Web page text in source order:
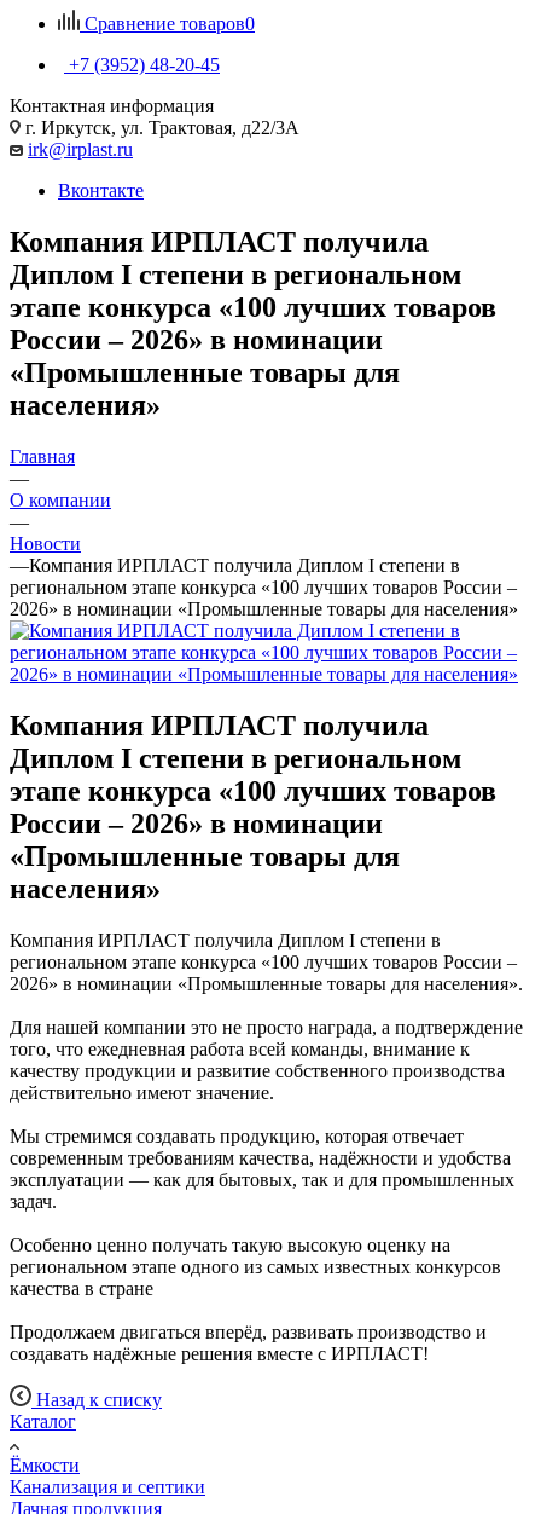
Сравнение товаров0
+7 (3952) 48-20-45
Контактная информация
г. Иркутск, ул. Трактовая, д22/3А
irk@irplast.ru
Вконтакте
Компания ИРПЛАСТ получила
Диплом I степени в региональном
этапе конкурса «100 лучших товаров
России – 2026» в номинации
«Промышленные товары для
населения»
Главная
—
О компании
—
Новости
—Компания ИРПЛАСТ получила Диплом I степени в
региональном этапе конкурса «100 лучших товаров России –
2026» в номинации «Промышленные товары для населения»
Компания ИРПЛАСТ получила
Диплом I степени в региональном
этапе конкурса «100 лучших товаров
России – 2026» в номинации
«Промышленные товары для
населения»
Компания ИРПЛАСТ получила Диплом I степени в
региональном этапе конкурса «100 лучших товаров России –
2026» в номинации «Промышленные товары для населения».
Для нашей компании это не просто награда, а подтверждение
того, что ежедневная работа всей команды, внимание к
качеству продукции и развитие собственного производства
действительно имеют значение.
Мы стремимся создавать продукцию, которая отвечает
современным требованиям качества, надёжности и удобства
эксплуатации — как для бытовых, так и для промышленных
задач.
Особенно ценно получать такую высокую оценку на
региональном этапе одного из самых известных конкурсов
качества в стране
Продолжаем двигаться вперёд, развивать производство и
создавать надёжные решения вместе с ИРПЛАСТ!
Назад к списку
Каталог
Ёмкости
Канализация и септики
Дачная продукция